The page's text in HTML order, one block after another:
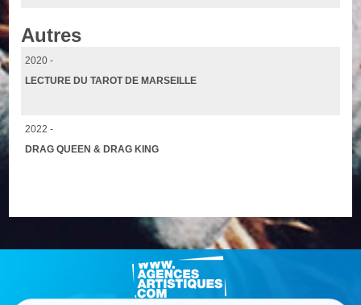
Autres
2020 -
LECTURE DU TAROT DE MARSEILLE
2022 -
DRAG QUEEN & DRAG KING